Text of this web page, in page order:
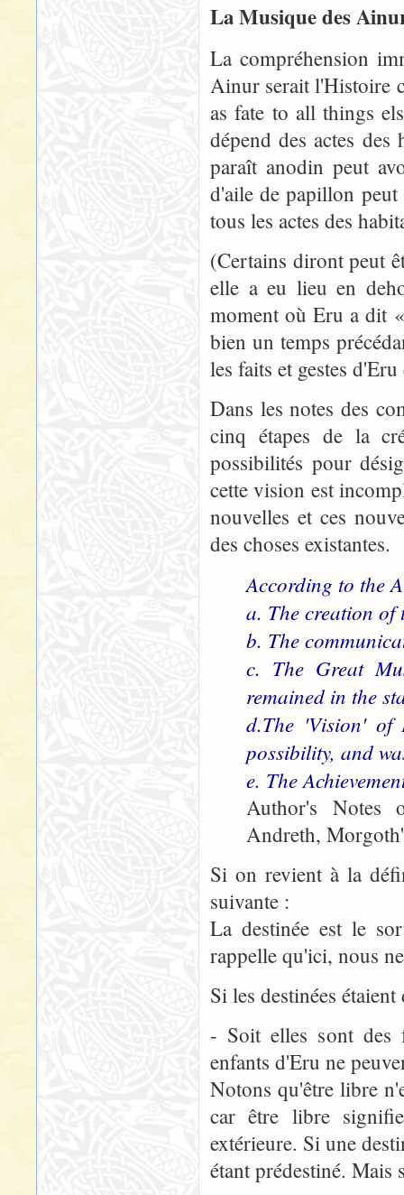
La Musique des
La compréhension
Ainur serait l'Histoire
as fate to all things
dépend des actes
paraît anodin peut
d'aile de papillon
tous les actes des
(Certains diront peut
elle a eu lieu en
moment où Eru a dit
bien un temps
les faits et gestes
Dans les notes des
cinq étapes de la
possibilités pour
cette vision est
nouvelles et ces
des choses existantes.
According to the
a. The creation of
b. The
c. The Great
remained in the
d.The 'Vision' of
possibility, and
e. The
Author's Notes
Andreth,
Si on revient à la
suivante :
La destinée est le
rappelle qu'ici, nous
Si les destinées
- Soit elles sont des
enfants d'Eru ne
Notons qu'être libre
car être libre
extérieure. Si une
étant prédestiné. Mais